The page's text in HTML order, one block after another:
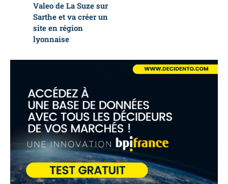
Valeo de La Suze sur
Sarthe et va créer un
site en région
lyonnaise